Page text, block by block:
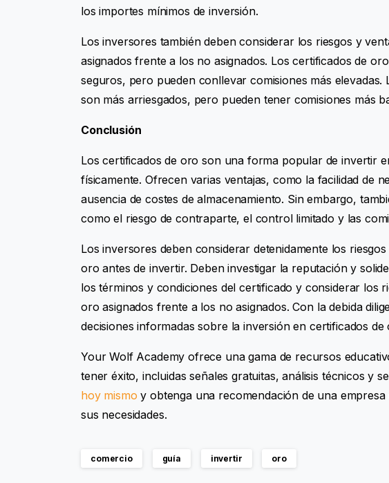
los importes mínimos de inversión.
Los inversores también deben considerar los riesgos y
asignados frente a los no asignados. Los certificados de
seguros, pero pueden conllevar comisiones más elevadas.
son más arriesgados, pero pueden tener comisiones más
Conclusión
Los certificados de oro son una forma popular de invertir
físicamente. Ofrecen varias ventajas, como la facilidad de
ausencia de costes de almacenamiento. Sin embargo,
como el riesgo de contraparte, el control limitado y las
Los inversores deben considerar detenidamente los
oro antes de invertir. Deben investigar la reputación y
los términos y condiciones del certificado y considerar los
oro asignados frente a los no asignados. Con la debida
decisiones informadas sobre la inversión en certificados de
Your Wolf Academy ofrece una gama de recursos
tener éxito, incluidas señales gratuitas, análisis técnicos y
hoy mismo y obtenga una recomendación de una
sus necesidades.
comercio guía invertir oro